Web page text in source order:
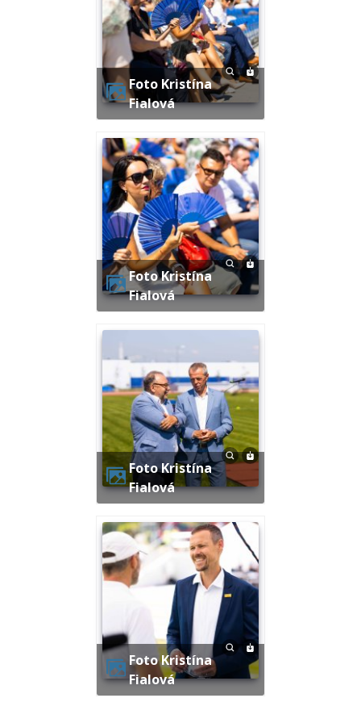
Foto Kristína
Fialová
Foto Kristína
Fialová
Foto Kristína
Fialová
Foto Kristína
Fialová